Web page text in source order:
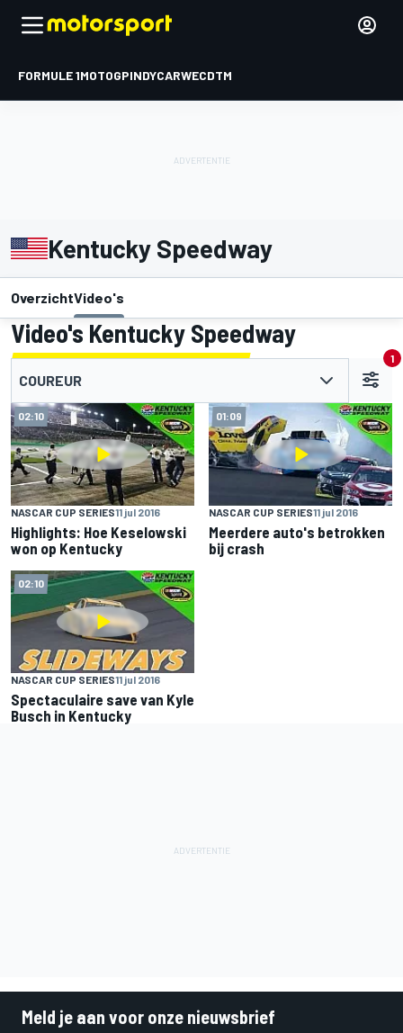
FORMULE 1MOTOGPINDYCARWECDTM
Kentucky Speedway
OverzichtVideo's
Video's Kentucky Speedway
COUREUR
1
02:10
NASCAR CUP SERIES11 jul 2016
Highlights: Hoe Keselowski
won op Kentucky
01:09
NASCAR CUP SERIES11 jul 2016
Meerdere auto's betrokken
bij crash
02:10
NASCAR CUP SERIES11 jul 2016
Spectaculaire save van Kyle
Busch in Kentucky
Meld je aan voor onze nieuwsbrief